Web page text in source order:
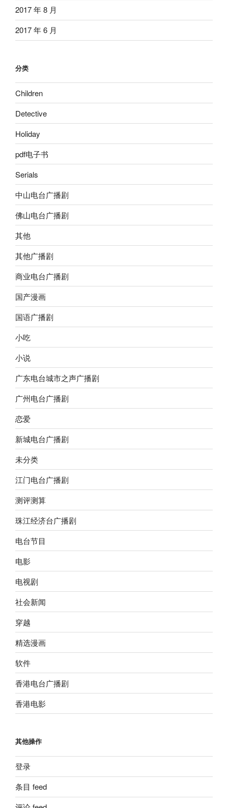
2017 年 8 月
2017 年 6 月
分类
Children
Detective
Holiday
pdf电子书
Serials
中山电台广播剧
佛山电台广播剧
其他
其他广播剧
商业电台广播剧
国产漫画
国语广播剧
小吃
小说
广东电台城市之声广播剧
广州电台广播剧
恋爱
新城电台广播剧
未分类
江门电台广播剧
测评测算
珠江经济台广播剧
电台节目
电影
电视剧
社会新闻
穿越
精选漫画
软件
香港电台广播剧
香港电影
其他操作
登录
条目 feed